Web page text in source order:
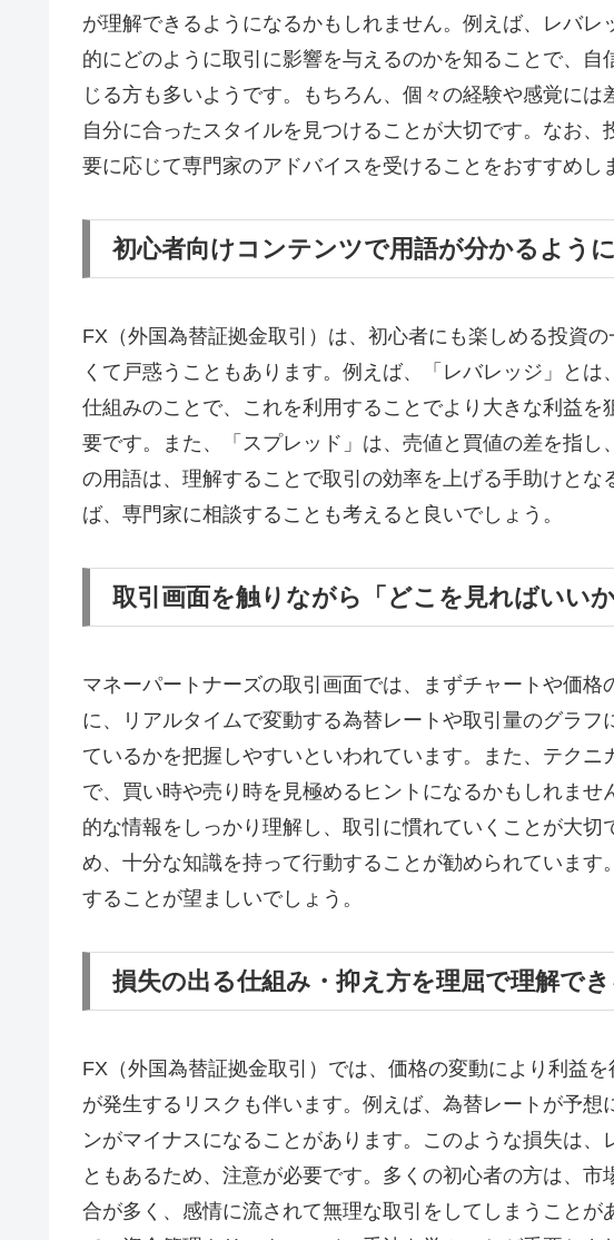
が理解できるようになるかもしれません。例えば、レバ
的にどのように取引に影響を与えるのかを知ることで、
じる方も多いようです。もちろん、個々の経験や感覚には
自分に合ったスタイルを見つけることが大切です。なお
要に応じて専門家のアドバイスを受けることをおすすめし
初心者向けコンテンツで用語が分かるよう
FX（外国為替証拠金取引）は、初心者にも楽しめる投資
くて戸惑うこともあります。例えば、「レバレッジ」と
仕組みのことで、これを利用することでより大きな利益
要です。また、「スプレッド」は、売値と買値の差を指し
の用語は、理解することで取引の効率を上げる手助けと
ば、専門家に相談することも考えると良いでしょう。
取引画面を触りながら「どこを見ればいい
マネーパートナーズの取引画面では、まずチャートや価
に、リアルタイムで変動する為替レートや取引量のグラ
ているかを把握しやすいといわれています。また、テクニ
で、買い時や売り時を見極めるヒントになるかもしれま
的な情報をしっかり理解し、取引に慣れていくことが大
め、十分な知識を持って行動することが勧められていま
することが望ましいでしょう。
損失の出る仕組み・抑え方を理屈で理解でき
FX（外国為替証拠金取引）では、価格の変動により利益
が発生するリスクも伴います。例えば、為替レートが予想
ンがマイナスになることがあります。このような損失は
ともあるため、注意が必要です。多くの初心者の方は、
合が多く、感情に流されて無理な取引をしてしまうことが